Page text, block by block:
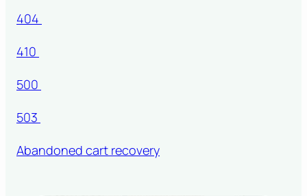
404
410
500
503
Abandoned cart recovery